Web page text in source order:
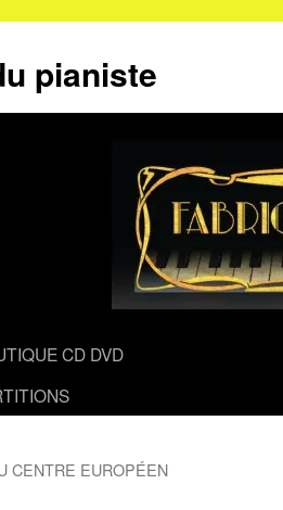
pianiste
CD DVD
CENTRE EUROPÉEN